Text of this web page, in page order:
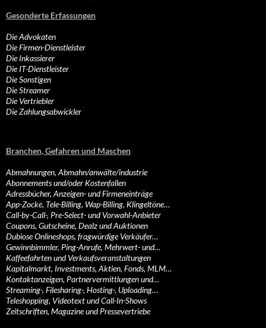
Gesonderte Erfassungen
Die Advokaten
Die Firmen-Dienstleister
Die Inkassierer
Die IT-Dienstleister
Die Sonstigen
Die Streamer
Die Vertriebler
Die Zahlungsabwickler
Branchen, Gefahren und Maschen
Abmahnungen, Abmahn/anwälte/industrie
Abonnements und/oder Kostenfallen
Adressbücher, Anzeigen- und Firmeneinträge
App-Zocke, Tele-Billing, Wap-Billing, Klingeltöne…
Call-by-Call-, Pre-Select- und Vorwahl-Anbieter
Coupons, Gutscheine, Dealz und Auktionen
Dubiose Onlineshops, fragwürdige Verkäufer…
Gewinnbimmler, Ping-Anrufe, Mehrwert- und…
Kaffeefahrten und Verkaufsveranstaltungen
Kapitalmarkt, Investments, Aktien, Fonds, MLM…
Kontaktanzeigen, Partnervermittlungen und…
Streaming-, Filesharing-, Hosting-, Uploading…
Teleshopping, Videotext und Call-In-Shows
Zeitschriften, Magazine und Pressevertriebe